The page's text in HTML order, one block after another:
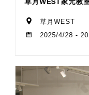
草月WEST
2025/4/28 -